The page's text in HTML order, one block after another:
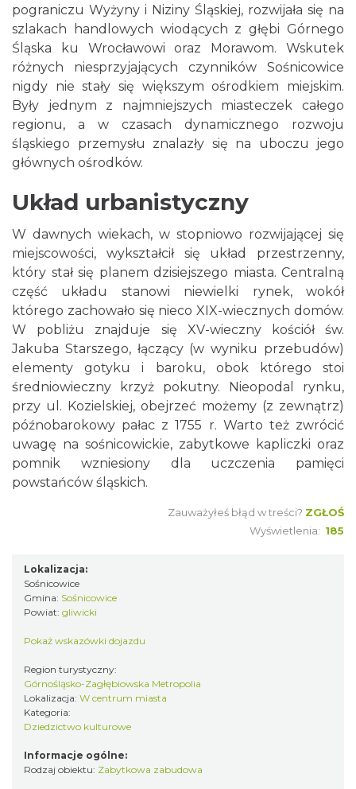
pograniczu Wyżyny i Niziny Śląskiej, rozwijała się na
szlakach handlowych wiodących z głębi Górnego
Śląska ku Wrocławowi oraz Morawom. Wskutek
różnych niesprzyjających czynników Sośnicowice
nigdy nie stały się większym ośrodkiem miejskim.
Były jednym z najmniejszych miasteczek całego
regionu, a w czasach dynamicznego rozwoju
śląskiego przemysłu znalazły się na uboczu jego
głównych ośrodków.
Układ urbanistyczny
W dawnych wiekach, w stopniowo rozwijającej się
miejscowości, wykształcił się układ przestrzenny,
który stał się planem dzisiejszego miasta. Centralną
część układu stanowi niewielki rynek, wokół
którego zachowało się nieco XIX-wiecznych domów.
W pobliżu znajduje się XV-wieczny kościół św.
Jakuba Starszego, łączący (w wyniku przebudów)
elementy gotyku i baroku, obok którego stoi
średniowieczny krzyż pokutny. Nieopodal rynku,
przy ul. Kozielskiej, obejrzeć możemy (z zewnątrz)
późnobarokowy pałac z 1755 r. Warto też zwrócić
uwagę na sośnicowickie, zabytkowe kapliczki oraz
pomnik wzniesiony dla uczczenia pamięci
powstańców śląskich.
Zauważyłeś błąd w treści? ZGŁOŚ
Wyświetlenia: 185
Lokalizacja:
Sośnicowice
Gmina: Sośnicowice
Powiat: gliwicki
Pokaż wskazówki dojazdu
Region turystyczny:
Górnośląsko-Zagłębiowska Metropolia
Lokalizacja: W centrum miasta
Kategoria:
Dziedzictwo kulturowe
Informacje ogólne:
Rodzaj obiektu: Zabytkowa zabudowa